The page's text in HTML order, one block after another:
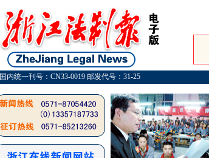
国内统一刊号：CN33-0019 邮发代号：31-25